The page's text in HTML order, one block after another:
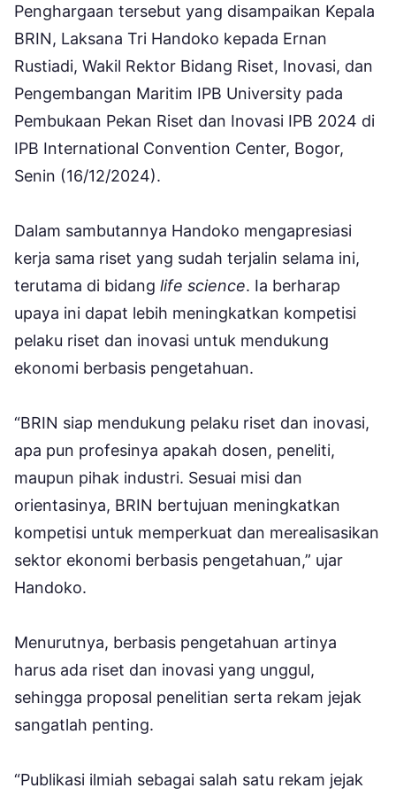
Penghargaan tersebut yang disampaikan Kepala
BRIN, Laksana Tri Handoko kepada Ernan
Rustiadi, Wakil Rektor Bidang Riset, Inovasi, dan
Pengembangan Maritim IPB University pada
Pembukaan Pekan Riset dan Inovasi IPB 2024 di
IPB International Convention Center, Bogor,
Senin (16/12/2024).
Dalam sambutannya Handoko mengapresiasi
kerja sama riset yang sudah terjalin selama ini,
terutama di bidang life science. Ia berharap
upaya ini dapat lebih meningkatkan kompetisi
pelaku riset dan inovasi untuk mendukung
ekonomi berbasis pengetahuan.
“BRIN siap mendukung pelaku riset dan inovasi,
apa pun profesinya apakah dosen, peneliti,
maupun pihak industri. Sesuai misi dan
orientasinya, BRIN bertujuan meningkatkan
kompetisi untuk memperkuat dan merealisasikan
sektor ekonomi berbasis pengetahuan,” ujar
Handoko.
Menurutnya, berbasis pengetahuan artinya
harus ada riset dan inovasi yang unggul,
sehingga proposal penelitian serta rekam jejak
sangatlah penting.
“Publikasi ilmiah sebagai salah satu rekam jejak